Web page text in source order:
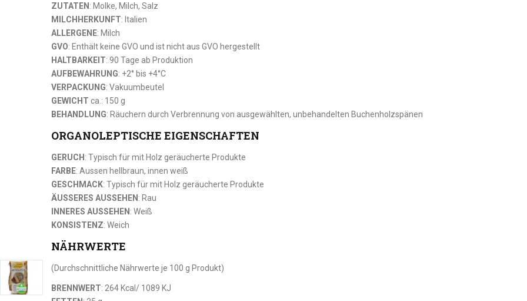
ZUTATEN: Molke, Milch, Salz
MILCHHERKUNFT: Italien
ALLERGENE: Milch
GVO: Enthält keine GVO und ist nicht aus GVO hergestellt
HALTBARKEIT: 90 Tage ab Produktion
AUFBEWAHRUNG: +2° bis +4°C
VERPACKUNG: Vakuumbeutel
GEWICHT ca.: 150 g
BEHANDLUNG: Räuchern durch Verbrennung von ausgewählten, unbehandelten Buchenholzspänen
ORGANOLEPTISCHE EIGENSCHAFTEN
GERUCH: Typisch für mit Holz geräucherte Produkte
FARBE: Aussen hellbraun, innen weiß
GESCHMACK: Typisch für mit Holz geräucherte Produkte
ÄUSSERES AUSSEHEN: Rau
INNERES AUSSEHEN: Weiß
KONSISTENZ: Weich
NÄHRWERTE
(Durchschnittliche Nährwerte je 100 g Produkt)
BRENNWERT: 264 Kcal/ 1089 KJ